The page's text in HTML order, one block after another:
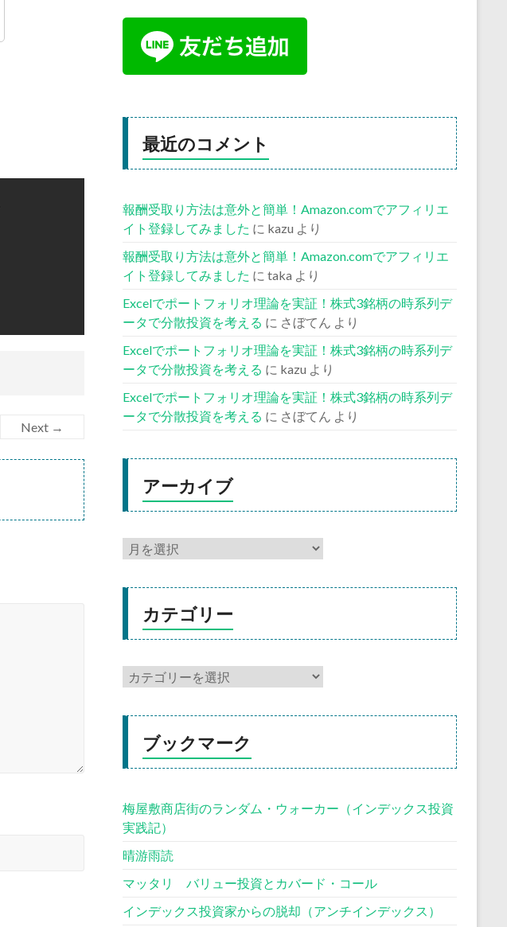
Next →
最近のコメント
報酬受取り方法は意外と簡単！Amazon.comでアフィリエ
イト登録してみました に kazu より
報酬受取り方法は意外と簡単！Amazon.comでアフィリエ
イト登録してみました に taka より
Excelでポートフォリオ理論を実証！株式3銘柄の時系列デ
ータで分散投資を考える に さぼてん より
Excelでポートフォリオ理論を実証！株式3銘柄の時系列デ
ータで分散投資を考える に kazu より
Excelでポートフォリオ理論を実証！株式3銘柄の時系列デ
ータで分散投資を考える に さぼてん より
アーカイブ
カテゴリー
ブックマーク
梅屋敷商店街のランダム・ウォーカー（インデックス投資
実践記）
晴游雨読
マッタリ バリュー投資とカバード・コール
インデックス投資家からの脱却（アンチインデックス）